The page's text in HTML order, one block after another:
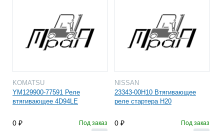
KOMATSU
YM129900-77591 Реле
втягивающее 4D94LE
0 Под заказ
NISSAN
23343-00H10 Втягивающее
реле стартера H20
0 Под заказ